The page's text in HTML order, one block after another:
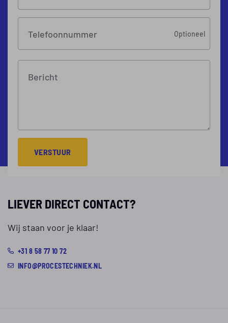
Telefoonnummer Optioneel
Bericht
VERSTUUR
LIEVER DIRECT CONTACT?
Wij staan voor je klaar!
+31 8 58 77 10 72
INFO@PROCESTECHNIEK.NL